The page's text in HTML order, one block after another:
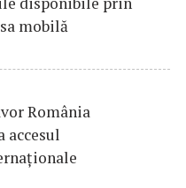
mobilă
România
accesul